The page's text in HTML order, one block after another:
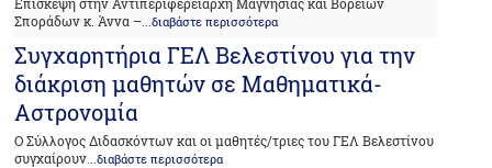
Επίσκεψη στην Αντιπεριφερειάρχη Μαγνησίας και Βορείων
Σποράδων κ. Άννα –...διαβάστε περισσότερα
Συγχαρητήρια ΓΕΛ Βελεστίνου για την
διάκριση μαθητών σε Μαθηματικά-
Αστρονομία
Ο Σύλλογος Διδασκόντων και οι μαθητές/τριες του ΓΕΛ Βελεστίνου
συγχαίρουν ...διαβάστε περισσότερα